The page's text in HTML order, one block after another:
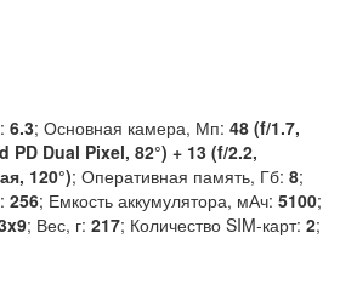
6.3; Основная камера, Мп: 48 (f/1.7,
PD Dual Pixel, 82°) + 13 (f/2.2,
120°); Оперативная память, Гб: 8;
256; Емкость аккумулятора, мАч: 5100;
; Вес, г: 217; Количество SIM-карт: 2;